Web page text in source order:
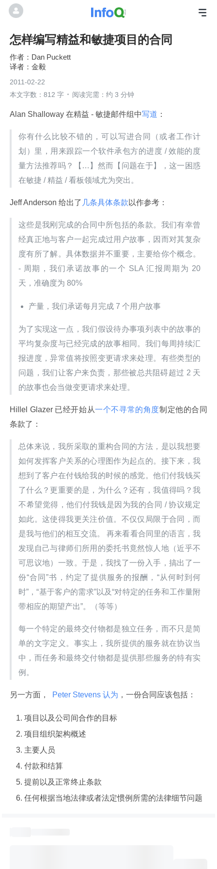
怎样编写精益和敏捷项目的合同
Dan Puckett
金毅
2011-02-22
本文字数：812 字
阅读完需：约 3 分钟
Alan Shalloway 在精益 - 敏捷邮件组中写道 ：
你有什么比较不错的，可以写进合同（或者工作计
划）里，用来跟踪一个软件承包方的进度 / 效能的度
量方法推荐吗？【…】然而【问题在于】，这一困惑
在敏捷 / 精益 / 看板领域尤为突出。
Jeff Anderson 给出了 几条具体条款 以作参考：
这些是我刚完成的合同中所包括的条款。我们有幸曾
经真正地与客户一起完成过用户故事，因而对其复杂
度有所了解。具体数据并不重要，主要给你个概念。
- 周期，我们承诺故事的一个 SLA 汇报周期为 20
天，准确度为 80%
产量，我们承诺每月完成 7 个用户故事
为了实现这一点，我们假设待办事项列表中的故事的
平均复杂度与已经完成的故事相同。我们每周持续汇
报进度，异常值将按照变更请求来处理。有些类型的
问题，我们让客户来负责，那些被总共阻碍超过 2 天
的故事也会当做变更请求来处理。
Hillel Glazer 已经开始从一个不寻常的角度制定他的合同
条款了：
总体来说，我所采取的重构合同的方法，是以我想要
如何发挥客户关系的心理图作为起点的。接下来，我
想到了客户在付钱给我的时候的感觉。他们付我钱买
了什么？更重要的是，为什么？还有，我值得吗？我
不希望觉得，他们付我钱是因为我的合同 / 协议规定
如此。这使得我更关注价值。不仅仅局限于合同，而
是我与他们的相互交流。 再来看看合同里的语言，我
发现自己与律师们所用的委托书竟然惊人地（近乎不
可思议地）一致。于是，我找了一份入手，搞出了一
份“合同”书，约定了提供服务的报酬，“从何时到何
时”，“基于客户的需求”以及“对特定的任务和工作量附
带相应的期望产出”。（等等）
每一个特定的最终交付物都是独立任务，而不只是简
单的文字定义。事实上，我所提供的服务就在协议当
中，而任务和最终交付物都是提供那些服务的特有实
例。
另一方面， Peter Stevens 认为 ，一份合同应该包括：
项目以及公司间合作的目标
项目组织架构概述
主要人员
付款和结算
提前以及正常终止条款
任何根据当地法律或者法定惯例所需的法律细节问题